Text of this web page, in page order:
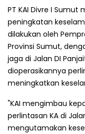
PT KAI Divre I
peningkatan
dilakukan oleh
Provinsi Sumut,
jaga di Jalan DI
dioperasikannya
meningkatkan
"KAI mengimbau
perlintasan KA di
mengutamakan